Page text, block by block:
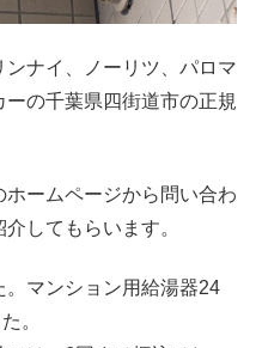
ナイ、ノーリツ、パロマ
の千葉県四街道市の正規
ームページから問い合わ
してもらいます。
マンション用給湯器24
。